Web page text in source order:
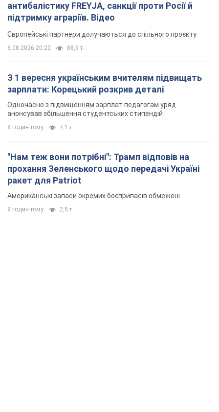
антибалістику FREYJA, санкції проти Росії й
підтримку аграріїв. Відео
Європейські партнери долучаються до спільного проєкту
6.08.2026 20:20 88,9 т.
З 1 вересня українським вчителям підвищать
зарплати: Корецький розкрив деталі
Одночасно з підвищенням зарплат педагогам уряд
анонсував збільшення студентських стипендій
8 годин тому 7,1 т.
"Нам теж вони потрібні": Трамп відповів на
прохання Зеленського щодо передачі Україні
ракет для Patriot
Американські запаси окремих боєприпасів обмежені
8 годин тому 2,5 т.